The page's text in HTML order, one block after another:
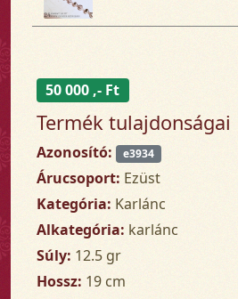
50 000 ,- Ft
Termék tulajdonságai
Azonosító: e3934
Árucsoport: Ezüst
Kategória: Karlánc
Alkategória: karlánc
Súly: 12.5 gr
Hossz: 19 cm